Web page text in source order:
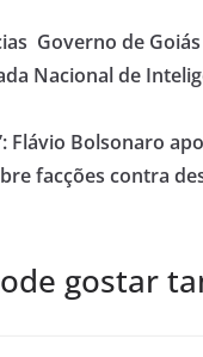
Governo de
Nacional de
Flávio Bolsonaro
facções contra
gostar